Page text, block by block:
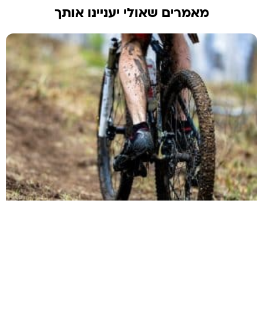
מאמרים שאולי יעניינו אותך